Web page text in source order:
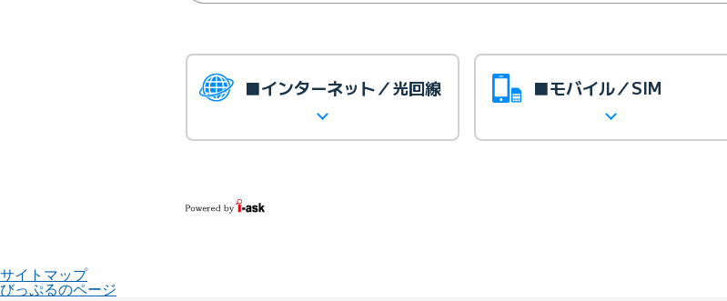
■インターネット／光回線 ■モバイル／SIM
サイトマップ
びっぷるのページ